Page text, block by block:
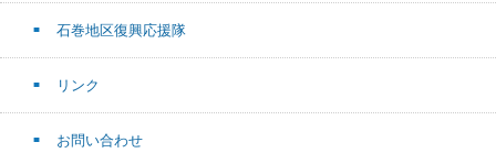
石巻地区復興応援隊
リンク
お問い合わせ